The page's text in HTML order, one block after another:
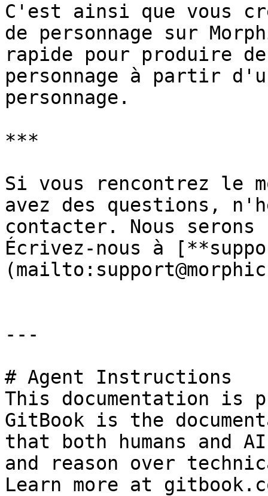
C'est ainsi que vous
de personnage sur
rapide pour produire
personnage à partir
personnage.
***
Si vous rencontrez le
avez des questions,
contacter. Nous
Écrivez-nous à
---
# Agent Instructions
This documentation is
GitBook is the
that both humans and
and reason over
Learn more at